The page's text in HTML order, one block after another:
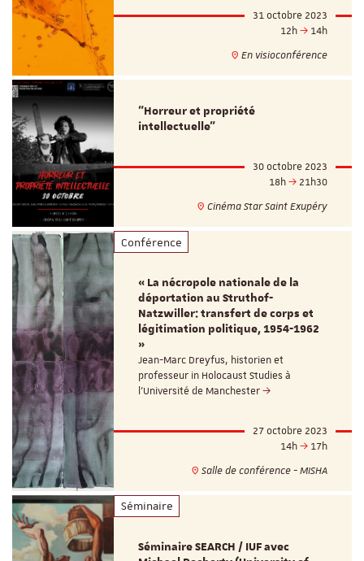
31 octobre 2023
12h
14h
En visioconférence
"Horreur et propriété
intellectuelle"
30 octobre 2023
18h
21h30
Cinéma Star Saint Exupéry
Conférence
« La nécropole nationale de la
déportation au Struthof-
Natzwiller: transfert de corps et
légitimation politique, 1954-1962
»
Jean-Marc Dreyfus, historien et
professeur in Holocaust Studies à
l'Université de Manchester
27 octobre 2023
14h
17h
Salle de conférence - MISHA
Séminaire
Séminaire SEARCH / IUF avec